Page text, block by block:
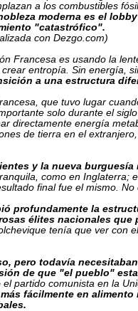
a los combustibles
moderna es el
"catastrófico".
con Dezgo.com)
Francesa es usando la
entropía. Sin energía,
a una estructura
que tuvo lugar
solo durante el
directamente energía
de tierra en el
y la nueva
como en
final fue el mismo.
profundamente la
élites nacionales
tenía que ver con
pero todavía
de que "el pueblo"
partido comunista en la
fácilmente en